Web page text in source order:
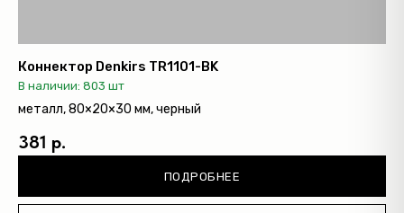
Коннектор Denkirs TR1101-BK
В наличии: 803 шт
металл, 80×20×30 мм, черный
381 р.
ПОДРОБНЕЕ